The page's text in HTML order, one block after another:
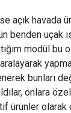
havada
benden uçak
modül
bunları
onlara
ürünler olarak